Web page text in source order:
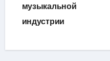
музыкальной
индустрии